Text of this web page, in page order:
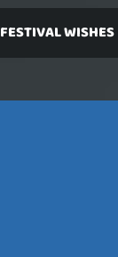
FESTIVAL WISHES